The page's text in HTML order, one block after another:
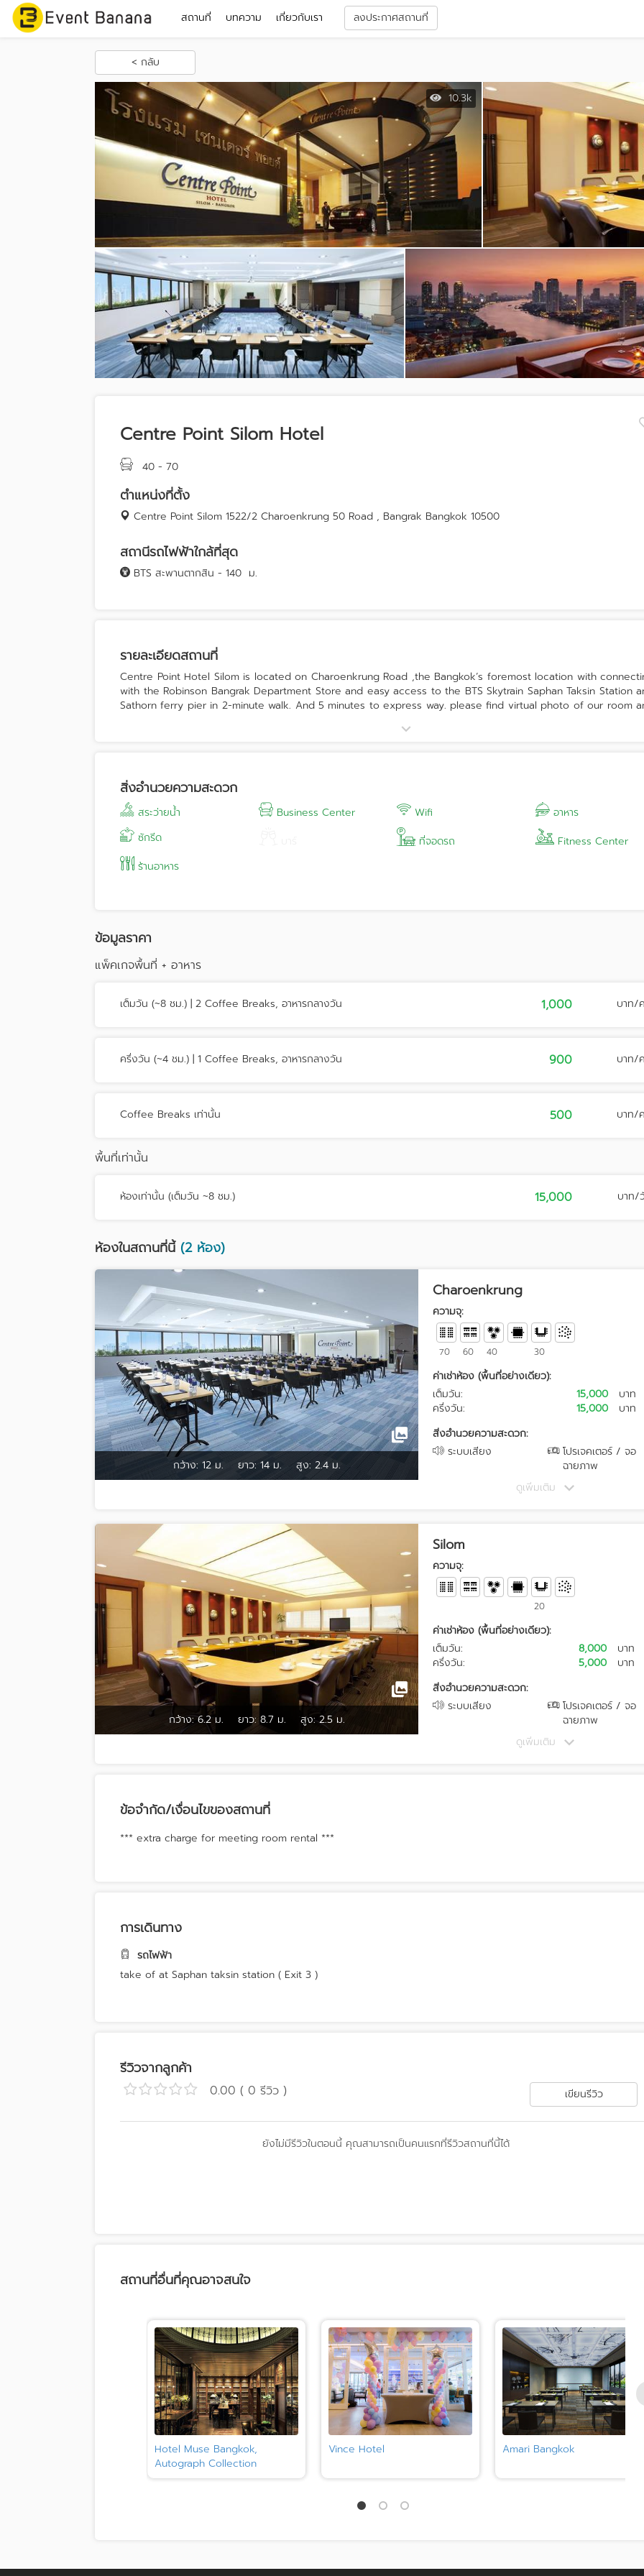
สถานที่ บทความ เกี่ยวกับเรา ลงประกาศสถานที่
< กลับ
10.3k
Centre Point Silom Hotel
40 - 70
ตำแหน่งที่ตั้ง
Centre Point Silom 1522/2 Charoenkrung 50 Road , Bangrak Bangkok 10500
สถานีรถไฟฟ้าใกล้ที่สุด
BTS สะพานตากสิน - 140 ม.
รายละเอียดสถานที่
Centre Point Hotel Silom is located on Charoenkrung Road ,the Bangkok’s foremost location with
with the Robinson Bangrak Department Store and easy access to the BTS Skytrain Saphan Taksin Station
Sathorn ferry pier in 2-minute walk. And 5 minutes to express way. please find virtual photo of our room
สิ่งอำนวยความสะดวก
สระว่ายน้ำ Business Center Wifi
อาหาร
ซักรีด
ที่จอดรถ
Fitness Center
ร้านอาหาร
ข้อมูลราคา
แพ็คเกจพื้นที่ + อาหาร
เต็มวัน (~8 ชม.) | 2 Coffee Breaks, อาหารกลางวัน 1,000 บาท/
ครึ่งวัน (~4 ชม.) | 1 Coffee Breaks, อาหารกลางวัน 900 บาท/
Coffee Breaks เท่านั้น 500 บาท/
พื้นที่เท่านั้น
ห้องเท่านั้น (เต็มวัน ~8 ชม.) 15,000 บาท/
ห้องในสถานที่นี้(2 ห้อง)
กว้าง: 12 ม. ยาว: 14 ม. สูง: 2.4 ม.
Charoenkrung
ความจุ:
70 60 40 30
ค่าเช่าห้อง (พื้นที่อย่างเดียว):
เต็มวัน:
15,000
บาท
ครึ่งวัน:
15,000
บาท
สิ่งอำนวยความสะดวก:
ระบบเสียง
โปรเจคเตอร์ / จอ
ฉายภาพ
ดูเพิ่มเติม
กว้าง: 6.2 ม. ยาว: 8.7 ม. สูง: 2.5 ม.
Silom
ความจุ:
20
ค่าเช่าห้อง (พื้นที่อย่างเดียว):
เต็มวัน:
8,000
บาท
ครึ่งวัน:
5,000
บาท
สิ่งอำนวยความสะดวก:
ระบบเสียง
โปรเจคเตอร์ / จอ
ฉายภาพ
ดูเพิ่มเติม
ข้อจำกัด/เงื่อนไขของสถานที่
*** extra charge for meeting room rental ***
การเดินทาง
รถไฟฟ้า
take of at Saphan taksin station ( Exit 3 )
รีวิวจากลูกค้า
0.00 ( 0 รีวิว ) เขียนรีวิว
ยังไม่มีรีวิวในตอนนี้ คุณสามารถเป็นคนแรกที่รีวิวสถานที่นี้ได้
สถานที่อื่นที่คุณอาจสนใจ
Hotel Muse Bangkok,
Autograph Collection
Vince Hotel Amari Bangkok